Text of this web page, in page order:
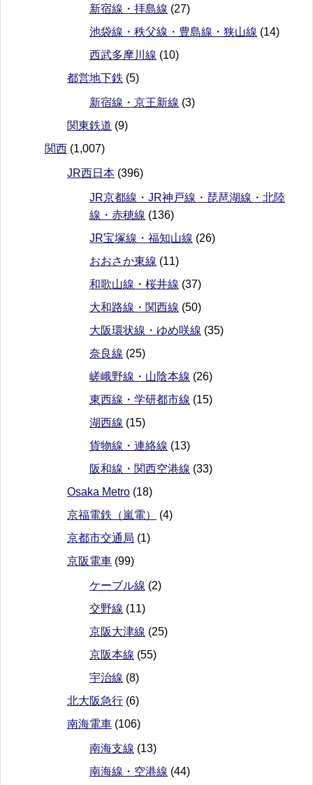
新宿線・拝島線 (27)
池袋線・秩父線・豊島線・狭山線 (14)
西武多摩川線 (10)
都営地下鉄 (5)
新宿線・京王新線 (3)
関東鉄道 (9)
関西 (1,007)
JR西日本 (396)
JR京都線・JR神戸線・琵琶湖線・北陸
線・赤穂線 (136)
JR宝塚線・福知山線 (26)
おおさか東線 (11)
和歌山線・桜井線 (37)
大和路線・関西線 (50)
大阪環状線・ゆめ咲線 (35)
奈良線 (25)
嵯峨野線・山陰本線 (26)
東西線・学研都市線 (15)
湖西線 (15)
貨物線・連絡線 (13)
阪和線・関西空港線 (33)
Osaka Metro (18)
京福電鉄（嵐電）
(4)
京都市交通局 (1)
京阪電車 (99)
ケーブル線 (2)
交野線 (11)
京阪大津線 (25)
京阪本線 (55)
宇治線 (8)
北大阪急行 (6)
南海電車 (106)
南海支線 (13)
南海線・空港線 (44)